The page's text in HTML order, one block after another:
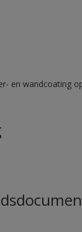
en wandcoating